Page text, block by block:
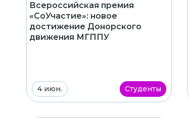
Всероссийская премия
«СоУчастие»: новое
достижение Донорского
движения МГППУ
4 июн. Студенты